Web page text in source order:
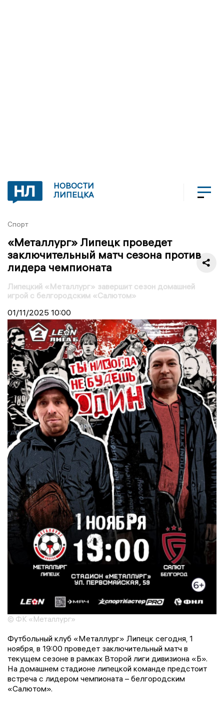
НОВОСТИ
ЛИПЕЦКА
Спорт
«Металлург» Липецк проведет
заключительный матч сезона против
лидера чемпионата
Липецкий «Металлург» завершит сезон домашней
игрой с белгородским «Салютом»
01/11/2025 10:00
© ФК «Металлург»
Футбольный клуб «Металлург» Липецк сегодня, 1
ноября, в 19:00 проведет заключительный матч в
текущем сезоне в рамках Второй лиги дивизиона «Б».
На домашнем стадионе липецкой команде предстоит
встреча с лидером чемпионата – белгородским
«Салютом».